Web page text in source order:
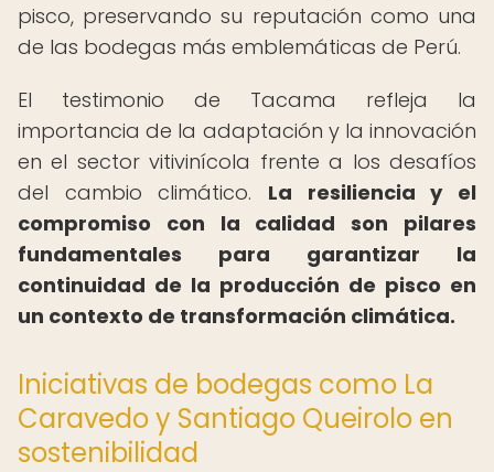
pisco, preservando su reputación como una
de las bodegas más emblemáticas de Perú.
El testimonio de Tacama refleja la
importancia de la adaptación y la innovación
en el sector vitivinícola frente a los desafíos
del cambio climático. La resiliencia y el
compromiso con la calidad son pilares
fundamentales para garantizar la
continuidad de la producción de pisco en
un contexto de transformación climática.
Iniciativas de bodegas como La
Caravedo y Santiago Queirolo en
sostenibilidad